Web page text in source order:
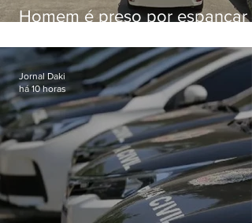
Homem é preso por espancar
tentar abusar sexualmente da
enteada em Japeri
Jornal Daki
há 10 horas